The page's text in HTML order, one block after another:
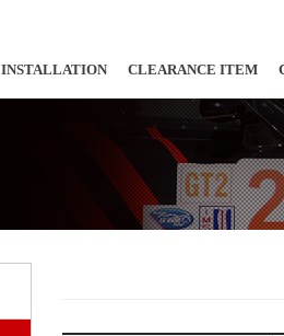
INSTALLATION CLEARANCE ITEM